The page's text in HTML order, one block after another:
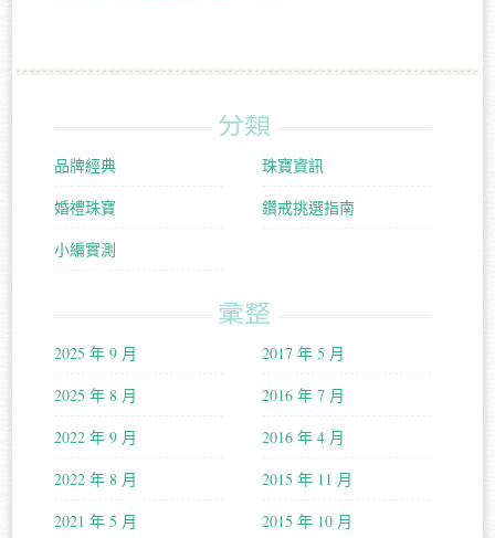
分類
品牌經典
婚禮珠寶
小編實測
珠寶資訊
鑽戒挑選指南
彙整
2025 年 9 月
2025 年 8 月
2022 年 9 月
2022 年 8 月
2021 年 5 月
2017 年 5 月
2016 年 7 月
2016 年 4 月
2015 年 11 月
2015 年 10 月